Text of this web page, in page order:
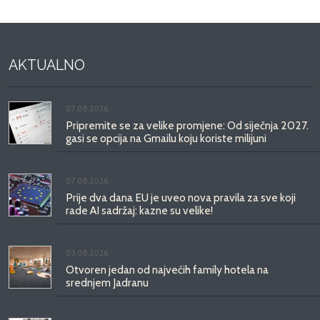
AKTUALNO
07.08.2026.
Pripremite se za velike promjene: Od siječnja 2027.
gasi se opcija na Gmailu koju koriste milijuni
07.08.2026.
Prije dva dana EU je uveo nova pravila za sve koji
rade AI sadržaj: kazne su velike!
03.08.2026.
Otvoren jedan od najvećih family hotela na
srednjem Jadranu